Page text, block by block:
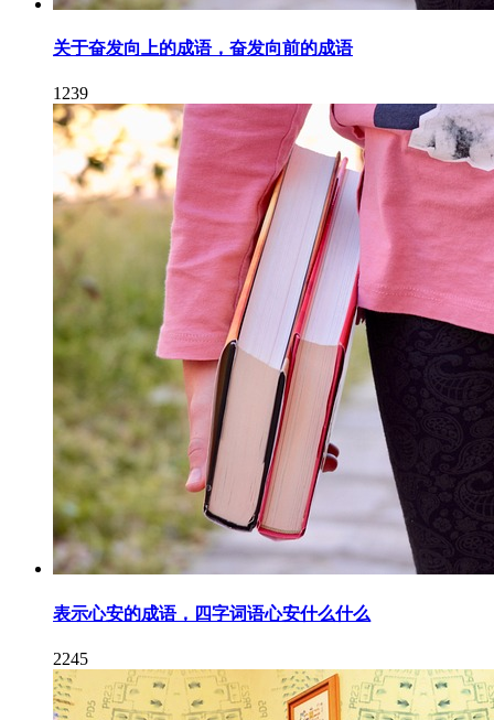
关于奋发向上的成语，奋发向前的成语
1239
表示心安的成语，四字词语心安什么什么
2245